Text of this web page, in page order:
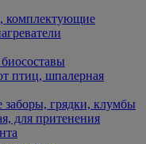
комплектующие
птиц, шпалерная
заборы, грядки, клумбы
для притенения